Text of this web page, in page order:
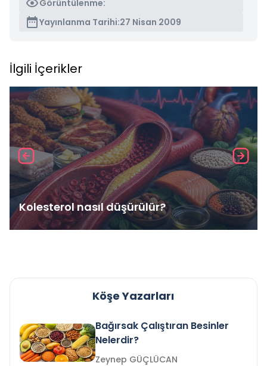
Görüntülenme:
Yayınlanma Tarihi:27 Nisan 2009
İlgili İçerikler
Kolesterol nasıl düşürülür?
Köşe Yazarları
Bağırsak Çalıştıran Besinler
Nelerdir?
Zeynep GÜÇLÜCAN